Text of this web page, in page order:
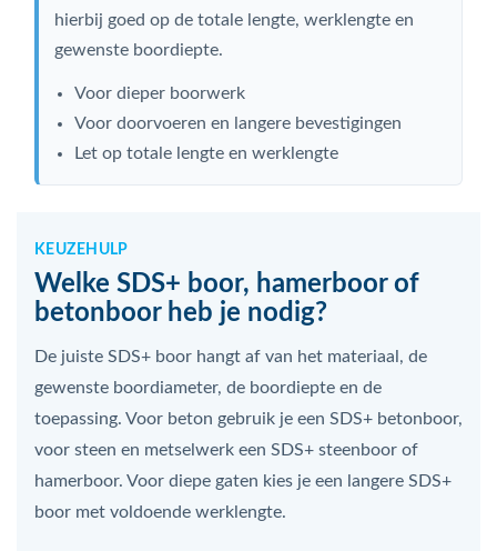
hierbij goed op de totale lengte, werklengte en
gewenste boordiepte.
Voor dieper boorwerk
Voor doorvoeren en langere bevestigingen
Let op totale lengte en werklengte
KEUZEHULP
Welke SDS+ boor, hamerboor of
betonboor heb je nodig?
De juiste SDS+ boor hangt af van het materiaal, de
gewenste boordiameter, de boordiepte en de
toepassing. Voor beton gebruik je een SDS+ betonboor,
voor steen en metselwerk een SDS+ steenboor of
hamerboor. Voor diepe gaten kies je een langere SDS+
boor met voldoende werklengte.